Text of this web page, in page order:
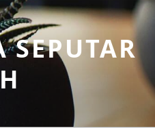
SEPUTAR